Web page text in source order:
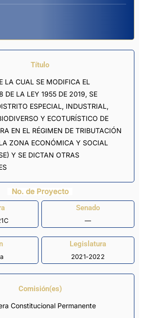
Título
LA CUAL SE MODIFICA EL
DE LA LEY 1955 DE 2019, SE
ESPECIAL, INDUSTRIAL,
Y ECOTURÍSTICO DE
EN EL RÉGIMEN DE TRIBUTACIÓN
ZONA ECONÓMICA Y SOCIAL
Y SE DICTAN OTRAS
No. de Proyecto
Senado
—
Legislatura
2021-2022
Comisión(es)
Constitucional Permanente